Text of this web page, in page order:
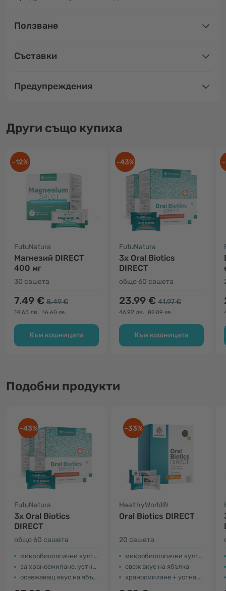
Ползване
Съставки
Предупреждения
Други също купиха
-12%
FutuNatura
Магнезий DIRECT
400 мг
30 сашета
7.49 € 8.49 €
14.65 лв. 16.60 лв.
Към кошницата
-43%
FutuNatura
3x Oral Biotics
DIRECT
общо 60 сашета
23.99 € 41.97 €
46.92 лв. 82.09 лв.
Към кошницата
-
Подобни продукти
-43%
FutuNatura
3x Oral Biotics
DIRECT
общо 60 сашета
микробиологични култури + инулин
за храносмилане, устна хигиена и свеж дъх
освежаващ вкус на ябълка
-33%
HealthyWorld®
Oral Biotics DIRECT
20 сашета
микробиологични култури и инулин
свеж вкус на ябълка
храносмилане + устна хигиена + свеж дъх